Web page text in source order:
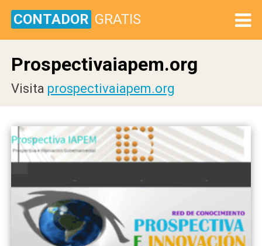
CONTADOR GRATIS
Prospectivaiapem.org
Visita prospectivaiapem.org